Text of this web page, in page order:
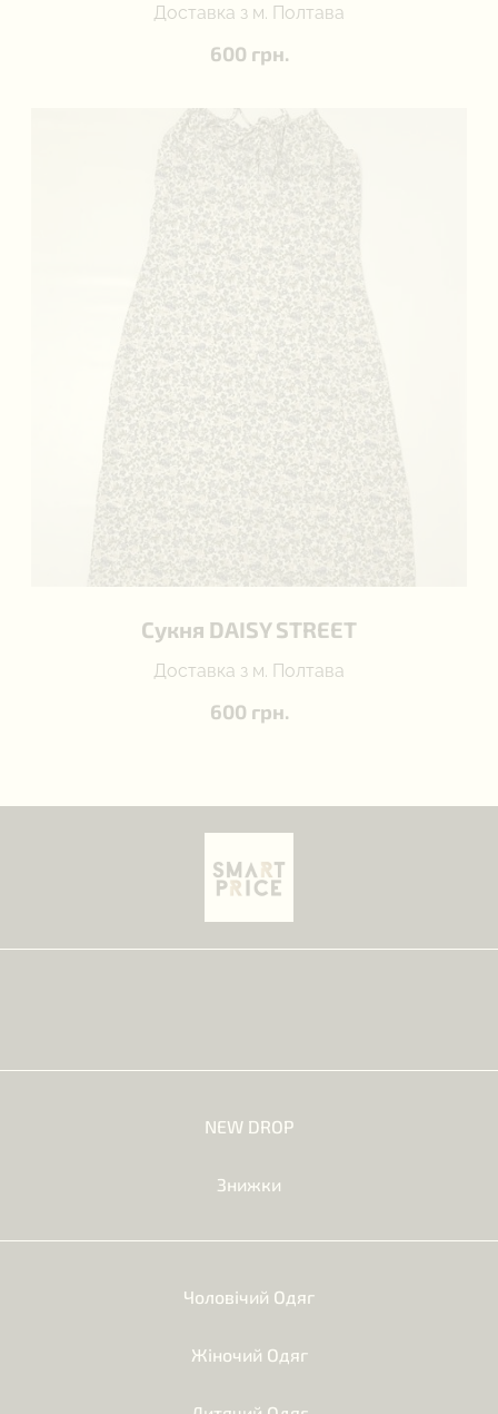
Доставка з м. Полтава
600 грн.
Сукня DAISY STREET
Доставка з м. Полтава
600 грн.
NEW DROP
Знижки
Чоловічий Одяг
Жіночий Одяг